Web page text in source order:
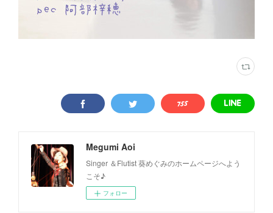
Megumi Aoi
Singer ＆Flutist 葵めぐみのホームページへよう
こそ♪
フォロー